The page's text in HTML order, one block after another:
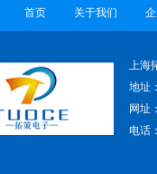
首页 关于我们
上海
地址
网址
电话